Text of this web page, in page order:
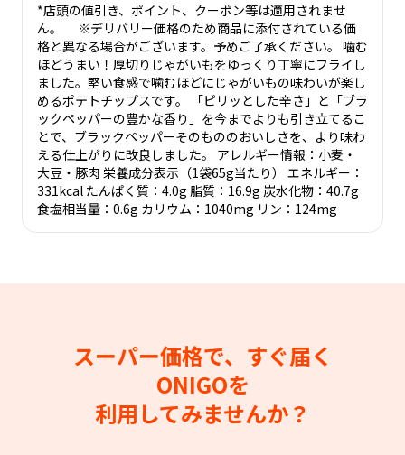
*店頭の値引き、ポイント、クーポン等は適用されませ
ん。 ※デリバリー価格のため商品に添付されている価
格と異なる場合がございます。予めご了承ください。 噛む
ほどうまい！厚切りじゃがいもをゆっくり丁寧にフライし
ました。堅い食感で噛むほどにじゃがいもの味わいが楽し
めるポテトチップスです。 「ピリッとした辛さ」と「ブラ
ックペッパーの豊かな香り」を今までよりも引き立てるこ
とで、ブラックペッパーそのもののおいしさを、より味わ
える仕上がりに改良しました。 アレルギー情報：小麦・
大豆・豚肉 栄養成分表示（1袋65g当たり） エネルギー：
331kcal たんぱく質：4.0g 脂質：16.9g 炭水化物：40.7g
食塩相当量：0.6g カリウム：1040mg リン：124mg
スーパー価格で、すぐ届く
ONIGOを
利用してみませんか？